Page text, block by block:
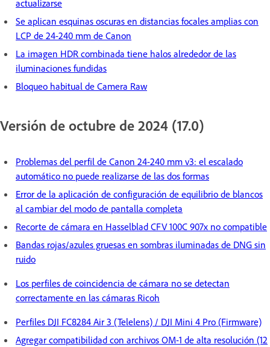
actualizarse
Se aplican esquinas oscuras en distancias focales amplias con
LCP de 24-240 mm de Canon
La imagen HDR combinada tiene halos alrededor de las
iluminaciones fundidas
Bloqueo habitual de Camera Raw
Versión de octubre de 2024 (17.0)
Problemas del perfil de Canon 24-240 mm v3: el escalado
automático no puede realizarse de las dos formas
Error de la aplicación de configuración de equilibrio de blancos
al cambiar del modo de pantalla completa
Recorte de cámara en Hasselblad CFV 100C 907x no compatible
Bandas rojas/azules gruesas en sombras iluminadas de DNG sin
ruido
Los perfiles de coincidencia de cámara no se detectan
correctamente en las cámaras Ricoh
Perfiles DJI FC8284 Air 3 (Telelens) / DJI Mini 4 Pro (Firmware)
Agregar compatibilidad con archivos OM-1 de alta resolución (12